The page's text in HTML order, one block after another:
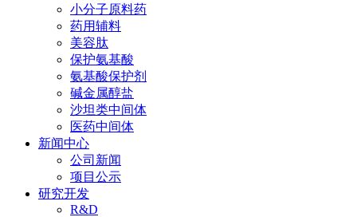
小分子原料药
药用辅料
美容肽
保护氨基酸
氨基酸保护剂
碱金属醇盐
沙坦类中间体
医药中间体
新闻中心
公司新闻
项目公示
研究开发
R&D